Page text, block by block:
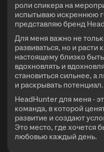
роли спикера на
испытываю искреннюю
представляю бренд
Для меня важно не
развиваться, но и расти
настоящему близко
вдохновлять и
становиться сильнее, а
и раскрывать потенциал.
HeadHunter для меня -
команда, в которой
развитие и создают
Это место, где хочется
любовью каждый день.